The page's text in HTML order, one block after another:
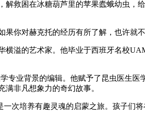
救困在冰糖葫芦里的苹果蠹蛾幼虫，
你对赫克托的经历有所了解，也许就
溢的艺术家。他毕业于西班牙名校
专业背景的编辑。他赋予了昆虫医生
非凡想象力的奇幻故事。
次培养有趣灵魂的启蒙之旅。孩子们